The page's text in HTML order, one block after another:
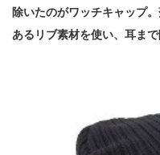
除いたのがワッチキャップ
あるリブ素材を使い、耳まで